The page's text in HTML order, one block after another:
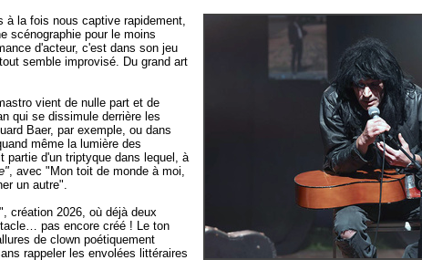
la fois nous captive rapidement,
scénographie pour le moins
d'acteur, c'est dans son jeu
semble improvisé. Du grand art
vient de nulle part et de
qui se dissimule derrière les
Baer, par exemple, ou dans
même la lumière des
partie d'un triptyque dans lequel, à
, avec "Mon toit de monde à moi,
un autre".
création 2026, où déjà deux
pas encore créé ! Le ton
de clown poétiquement
rappeler les envolées littéraires